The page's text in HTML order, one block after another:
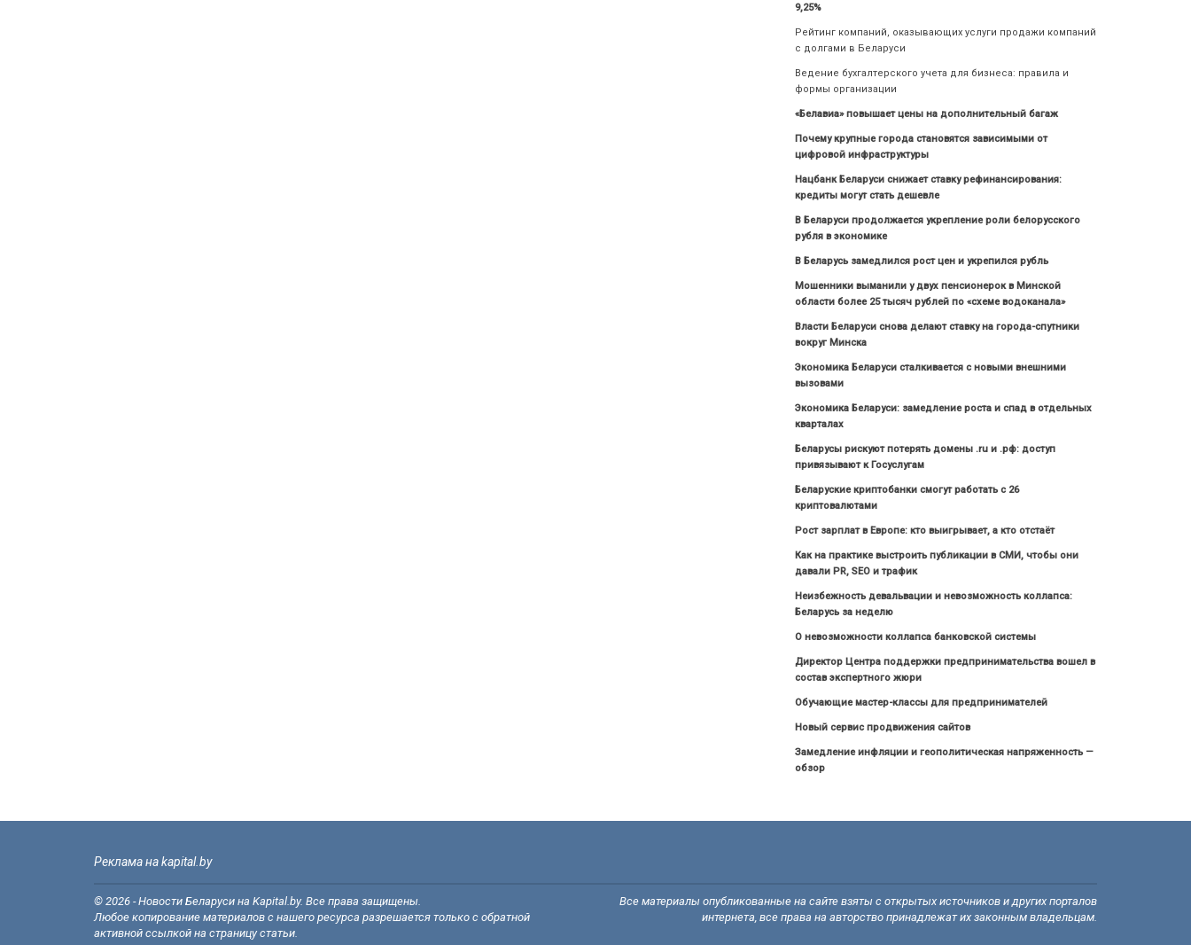
9,25%
Рейтинг компаний, оказывающих услуги продажи компаний
с долгами в Беларуси
Ведение бухгалтерского учета для бизнеса: правила и
формы организации
«Белавиа» повышает цены на дополнительный багаж
Почему крупные города становятся зависимыми от
цифровой инфраструктуры
Нацбанк Беларуси снижает ставку рефинансирования:
кредиты могут стать дешевле
В Беларуси продолжается укрепление роли белорусского
рубля в экономике
В Беларусь замедлился рост цен и укрепился рубль
Мошенники выманили у двух пенсионерок в Минской
области более 25 тысяч рублей по «схеме водоканала»
Власти Беларуси снова делают ставку на города-спутники
вокруг Минска
Экономика Беларуси сталкивается с новыми внешними
вызовами
Экономика Беларуси: замедление роста и спад в отдельных
кварталах
Беларусы рискуют потерять домены .ru и .рф: доступ
привязывают к Госуслугам
Беларуские криптобанки смогут работать с 26
криптовалютами
Рост зарплат в Европе: кто выигрывает, а кто отстаёт
Как на практике выстроить публикации в СМИ, чтобы они
давали PR, SEO и трафик
Неизбежность девальвации и невозможность коллапса:
Беларусь за неделю
О невозможности коллапса банковской системы
Директор Центра поддержки предпринимательства вошел в
состав экспертного жюри
Обучающие мастер-классы для предпринимателей
Новый сервис продвижения сайтов
Замедление инфляции и геополитическая напряженность —
обзор
Реклама на kapital.by
© 2026 - Новости Беларуси на Kapital.by. Все права защищены.
Любое копирование материалов с нашего ресурса разрешается только с обратной
активной ссылкой на страницу статьи.
Все материалы опубликованные на сайте взяты с открытых источников и других порталов
интернета, все права на авторство принадлежат их законным владельцам.